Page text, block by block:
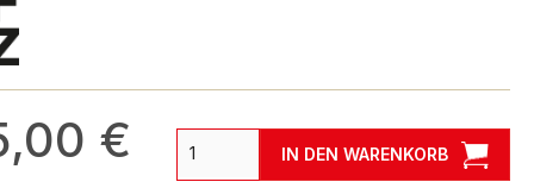
€ IN DEN WARENKORB